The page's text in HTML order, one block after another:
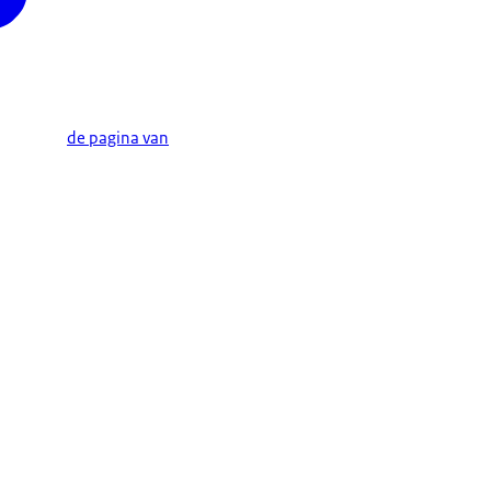
de pagina van